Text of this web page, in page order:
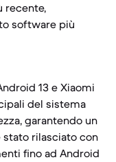
recente,
software più
13 e Xiaomi
del sistema
garantendo un
stato rilasciato con
fino ad Android